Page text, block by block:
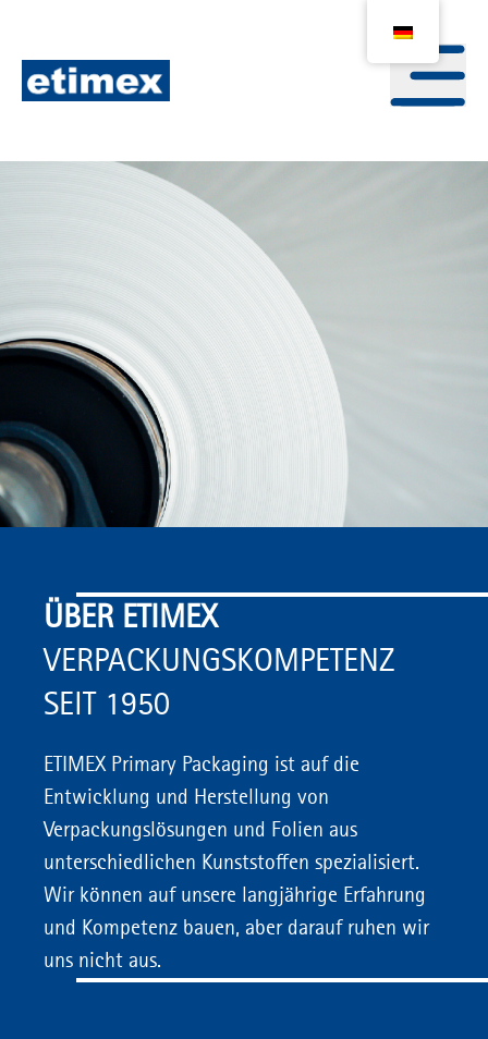
ÜBER ETIMEX
VERPACKUNGSKOMPETENZ
SEIT 1950
ETIMEX Primary Packaging ist auf die
Entwicklung und Herstellung von
Verpackungslösungen und Folien aus
unterschiedlichen Kunststoffen spezialisiert.
Wir können auf unsere langjährige Erfahrung
und Kompetenz bauen, aber darauf ruhen wir
uns nicht aus.